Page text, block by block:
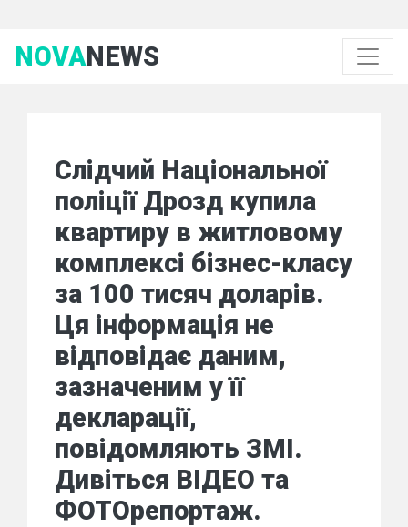
NOVANEWS
Слідчий Національної
поліції Дрозд купила
квартиру в житловому
комплексі бізнес-класу
за 100 тисяч доларів.
Ця інформація не
відповідає даним,
зазначеним у її
декларації,
повідомляють ЗМІ.
Дивіться ВІДЕО та
ФОТОрепортаж.